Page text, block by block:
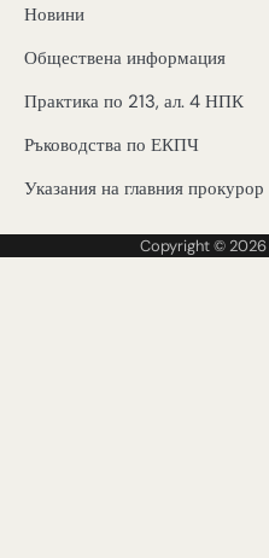
Новини
Обществена информация
Практика по 213, ал. 4 НПК
Ръководства по ЕКПЧ
Указания на главния прокурор
Copyright © 2026